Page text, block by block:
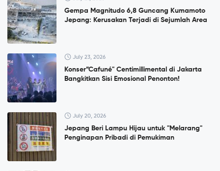
Gempa Magnitudo 6,8 Guncang Kumamoto
Jepang: Kerusakan Terjadi di Sejumlah Area
July 23, 2026
Konser”Cafuné" Centimillimental di Jakarta
Bangkitkan Sisi Emosional Penonton!
July 20, 2026
Jepang Beri Lampu Hijau untuk "Melarang"
Penginapan Pribadi di Pemukiman